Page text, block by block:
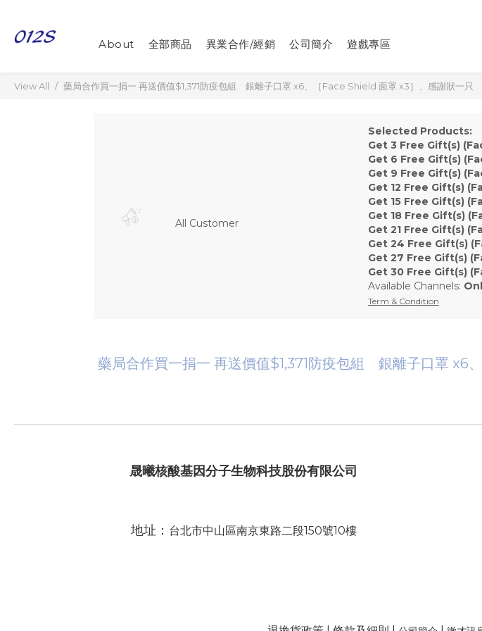
About 全部商品 異業合作/經銷 公司簡介 遊戲專區
View All 藥局合作買一捐一 再送價值$1,371防疫包組 銀離子口罩 x6、［Face Shield 面罩 x3］、感謝狀一只
All Customer
Selected Products:
Get 3 Free Gift(s)
Get 6 Free Gift(s)
Get 9 Free Gift(s)
Get 12 Free Gift(s)
Get 15 Free Gift(s)
Get 18 Free Gift(s)
Get 21 Free Gift(s)
Get 24 Free Gift(s)
Get 27 Free Gift(s)
Get 30 Free Gift(s)
Available Channels:
Term & Condition
藥局合作買一捐一 再送價值$1,371防疫包組 銀離子口罩 x6
晟曦核酸基因分子生物科技股份有限公司
地址： 台北市中山區南京東路二段150號10樓